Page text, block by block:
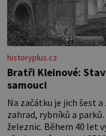
historyplus.cz
Bratři Kleinové:
samouci
Na začátku je jich šest
zahrad, rybníků a
železnic. Během 40 let